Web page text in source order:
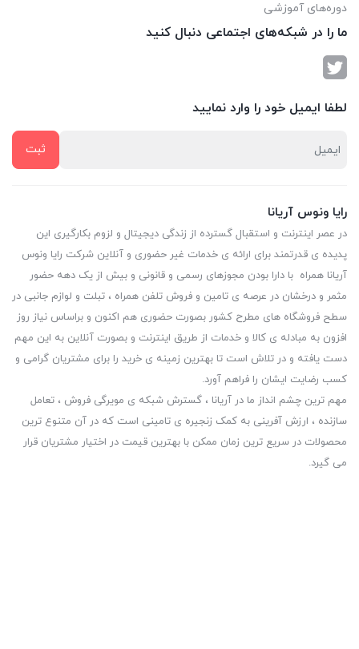
دوره‌های آموزشی
ما را در شبکه‌های اجتماعی دنبال کنید
لطفا ایمیل خود را وارد نمایید
رایا ونوس آریانا
در عصر اینترنت و استقبال گسترده از زندگی دیجیتال و لزوم بکارگیری این
پدیده ی قدرتمند برای ارائه ی خدمات غیر حضوری و آنلاین شرکت رایا ونوس
آریانا همراه با دارا بودن مجوزهای رسمی و قانونی و بیش از یک دهه حضور
مثمر و درخشان در عرصه ی تامین و فروش تلفن همراه ، تبلت و لوازم جانبی در
سطح فروشگاه های مطرح کشور بصورت حضوری هم اکنون و براساس نیاز روز
افزون به مبادله ی کالا و خدمات از طریق اینترنت و بصورت آنلاین به این مهم
دست یافته و در تلاش است تا بهترین زمینه ی خرید را برای مشتریان گرامی و
کسب رضایت ایشان را فراهم آورد.
مهم ترین چشم انداز ما در آریانا ، گسترش شبکه ی مویرگی فروش ، تعامل
سازنده ، ارزش آفرینی به کمک زنجیره ی تامینی است که در آن متنوع ترین
محصولات در سریع ترین زمان ممکن با بهترین قیمت در اختیار مشتریان قرار
می گیرد.